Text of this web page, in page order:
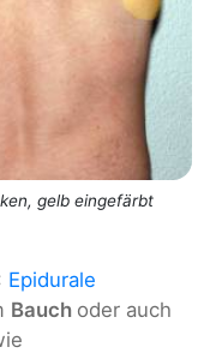
gelb eingefärbt
Epidurale
Bauch oder auch